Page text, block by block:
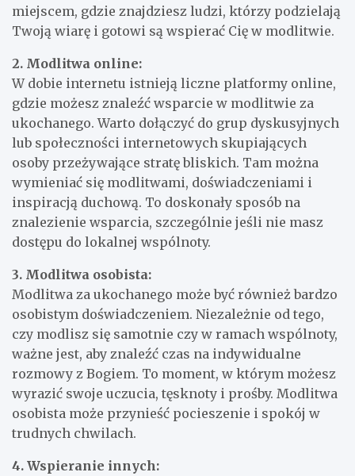
miejscem, gdzie znajdziesz ludzi, którzy podzielają
Twoją wiarę i gotowi są wspierać Cię w modlitwie.
2. Modlitwa online:
W dobie internetu istnieją liczne platformy online,
gdzie możesz znaleźć wsparcie w modlitwie za
ukochanego. Warto dołączyć do grup dyskusyjnych
lub społeczności internetowych skupiających
osoby przeżywające stratę bliskich. Tam można
wymieniać się modlitwami, doświadczeniami i
inspiracją duchową. To doskonały sposób na
znalezienie wsparcia, szczególnie jeśli nie masz
dostępu do lokalnej wspólnoty.
3. Modlitwa osobista:
Modlitwa za ukochanego może być również bardzo
osobistym doświadczeniem. Niezależnie od tego,
czy modlisz się samotnie czy w ramach wspólnoty,
ważne jest, aby znaleźć czas na indywidualne
rozmowy z Bogiem. To moment, w którym możesz
wyrazić swoje uczucia, tęsknoty i prośby. Modlitwa
osobista może przynieść pocieszenie i spokój w
trudnych chwilach.
4. Wspieranie innych: